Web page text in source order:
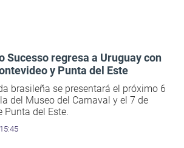
Sucesso regresa a Uruguay con
y Punta del Este
brasileña se presentará el próximo 6
del Museo del Carnaval y el 7 de
Punta del Este.